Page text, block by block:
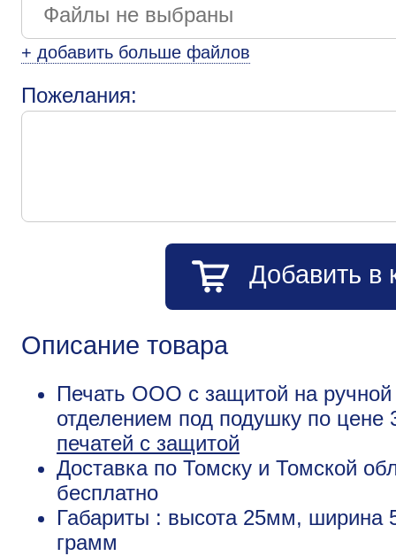
+ добавить больше файлов
Пожелания:
Добавить в
Описание товара
Печать ООО с защитой на ручной
отделением под подушку по
печатей с защитой
Доставка по Томску и Томской
бесплатно
Габариты : высота 25мм, ширина
грамм